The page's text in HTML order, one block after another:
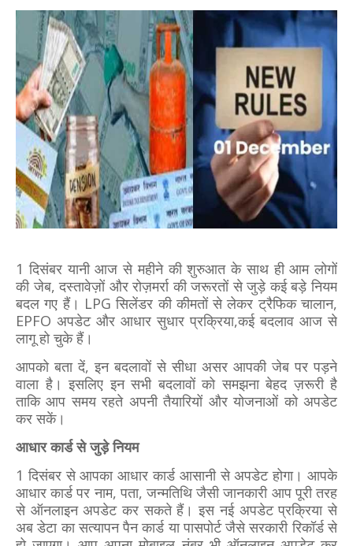
1 दिसंबर यानी आज से महीने की शुरुआत के साथ ही आम लोगों
की जेब, दस्तावेज़ों और रोज़मर्रा की जरूरतों से जुड़े कई बड़े नियम
बदल गए हैं। LPG सिलेंडर की कीमतों से लेकर ट्रैफिक चालान,
EPFO अपडेट और आधार सुधार प्रक्रिया,कई बदलाव आज से
लागू हो चुके हैं।
आपको बता दें, इन बदलावों से सीधा असर आपकी जेब पर पड़ने
वाला है। इसलिए इन सभी बदलावों को समझना बेहद ज़रूरी है
ताकि आप समय रहते अपनी तैयारियों और योजनाओं को अपडेट
कर सकें।
आधार कार्ड से जुड़े नियम
1 दिसंबर से आपका आधार कार्ड आसानी से अपडेट होगा। आपके
आधार कार्ड पर नाम, पता, जन्मतिथि जैसी जानकारी आप पूरी तरह
से ऑनलाइन अपडेट कर सकते हैं। इस नई अपडेट प्रक्रिया से
अब डेटा का सत्यापन पैन कार्ड या पासपोर्ट जैसे सरकारी रिकॉर्ड से